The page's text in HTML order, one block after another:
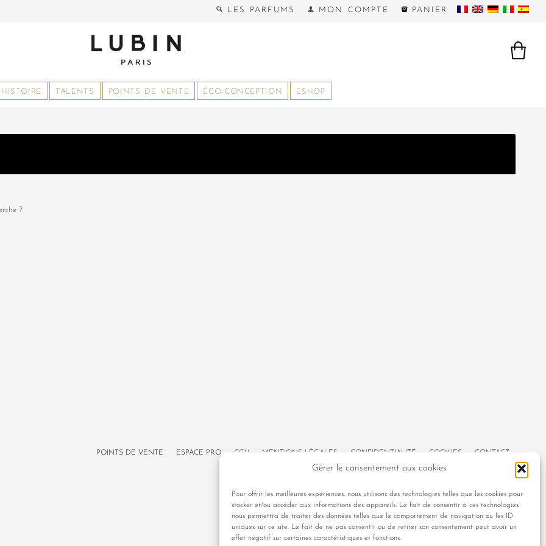
Gérer le consentement aux cookies
Pour offrir les meilleures expériences, nous utilisons des technologies telles que les cookies pour
stocker et/ou accéder aux informations des appareils. Le fait de consentir à ces technologies
nous permettra de traiter des données telles que le comportement de navigation ou les ID
uniques sur ce site. Le fait de ne pas consentir ou de retirer son consentement peut avoir un
effet négatif sur certaines caractéristiques et fonctions.
LES PARFUMS MON COMPTE PANIER
HISTOIRE TALENTS POINTS DE VENTE ÉCO-CONCEPTION ESHOP
?
POINTS DE VENTE ESPACE PRO CGV MENTIONS LÉGALES CONFIDENTIALITÉ COOKIES CONTACT